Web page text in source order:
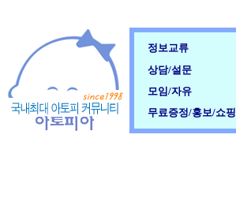
정보교류
상담/설문
모임/자유
무료증정/홍보/쇼핑